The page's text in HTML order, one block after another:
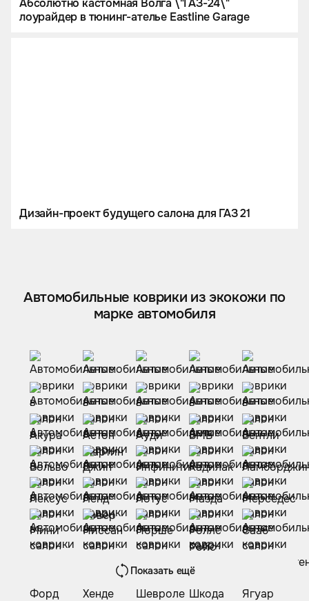
Абсолютно кастомная Волга \"ГАЗ-24\"
лоурайдер в тюнинг-ателье Eastline Garage
Дизайн-проект будущего салона для ГАЗ 21
Автомобильные коврики из экокожи по
марке автомобиля
Показать ещё